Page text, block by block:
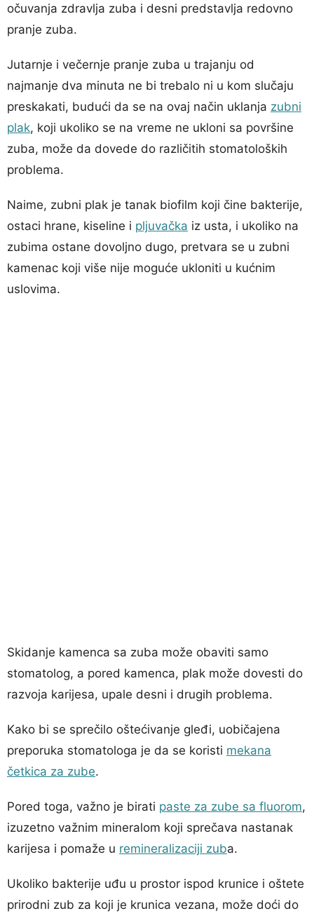
očuvanja zdravlja zuba i desni predstavlja redovno
pranje zuba.
Jutarnje i večernje pranje zuba u trajanju od
najmanje dva minuta ne bi trebalo ni u kom slučaju
preskakati, budući da se na ovaj način uklanja zubni
plak, koji ukoliko se na vreme ne ukloni sa površine
zuba, može da dovede do različitih stomatoloških
problema.
Naime, zubni plak je tanak biofilm koji čine bakterije,
ostaci hrane, kiseline i pljuvačka iz usta, i ukoliko na
zubima ostane dovoljno dugo, pretvara se u zubni
kamenac koji više nije moguće ukloniti u kućnim
uslovima.
Skidanje kamenca sa zuba može obaviti samo
stomatolog, a pored kamenca, plak može dovesti do
razvoja karijesa, upale desni i drugih problema.
Kako bi se sprečilo oštećivanje gleđi, uobičajena
preporuka stomatologa je da se koristi mekana
četkica za zube.
Pored toga, važno je birati paste za zube sa fluorom,
izuzetno važnim mineralom koji sprečava nastanak
karijesa i pomaže u remineralizaciji zuba.
Ukoliko bakterije uđu u prostor ispod krunice i oštete
prirodni zub za koji je krunica vezana, može doći do